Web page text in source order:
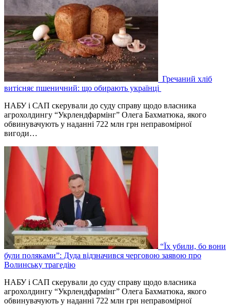
Гречаний хліб
витісняє пшеничний: що обирають українці
НАБУ і САП скерували до суду справу щодо власника
агрохолдингу “Укрлендфармінг” Олега Бахматюка, якого
обвинувачують у наданні 722 млн грн неправомірної
вигоди…
“Їх убили, бо вони
були поляками”: Дуда відзначився черговою заявою про
Волинську трагедію
НАБУ і САП скерували до суду справу щодо власника
агрохолдингу “Укрлендфармінг” Олега Бахматюка, якого
обвинувачують у наданні 722 млн грн неправомірної